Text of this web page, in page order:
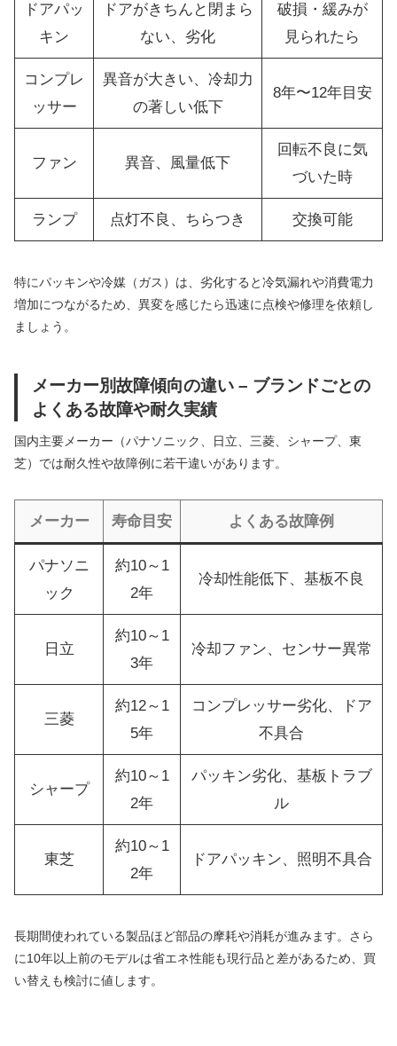
ドアパッ
キン
ドアがきちんと閉まら
ない、劣化
破損・緩みが
見られたら
コンプレ
ッサー
異音が大きい、冷却力
の著しい低下
8年〜12年目安
ファン 異音、風量低下
回転不良に気
づいた時
ランプ 点灯不良、ちらつき 交換可能
特にパッキンや冷媒（ガス）は、劣化すると冷気漏れや消費電力
増加につながるため、異変を感じたら迅速に点検や修理を依頼し
ましょう。
メーカー別故障傾向の違い – ブランドごとの
よくある故障や耐久実績
国内主要メーカー（パナソニック、日立、三菱、シャープ、東
芝）では耐久性や故障例に若干違いがあります。
メーカー 寿命目安 よくある故障例
パナソニ
ック
約10～1
2年
冷却性能低下、基板不良
日立
約10～1
3年
冷却ファン、センサー異常
三菱
約12～1
5年
コンプレッサー劣化、ドア
不具合
シャープ
約10～1
2年
パッキン劣化、基板トラブ
ル
東芝
約10～1
2年
ドアパッキン、照明不具合
長期間使われている製品ほど部品の摩耗や消耗が進みます。さら
に10年以上前のモデルは省エネ性能も現行品と差があるため、買
い替えも検討に値します。